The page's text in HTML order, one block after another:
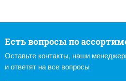
Есть вопросы по
Оставьте контакты, наши
и ответят на все вопросы